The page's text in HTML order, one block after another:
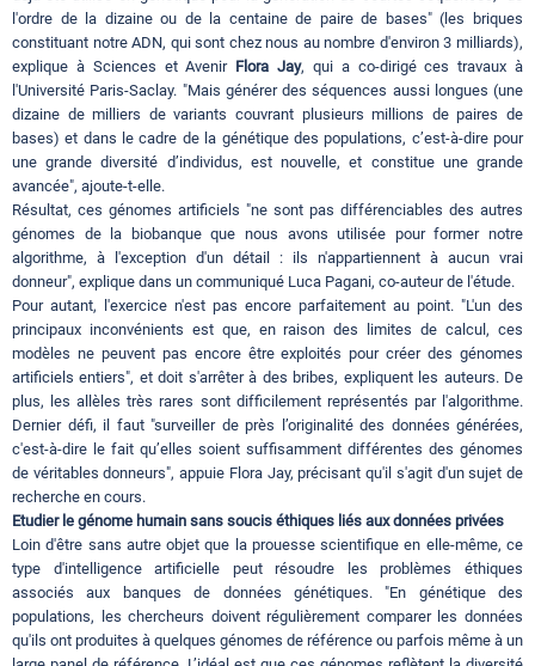
l'ordre de la dizaine ou de la centaine de paire de bases" (les briques
constituant notre ADN, qui sont chez nous au nombre d'environ 3 milliards),
explique à Sciences et Avenir Flora Jay, qui a co-dirigé ces travaux à
l'Université Paris-Saclay. "Mais générer des séquences aussi longues (une
dizaine de milliers de variants couvrant plusieurs millions de paires de
bases) et dans le cadre de la génétique des populations, c’est-à-dire pour
une grande diversité d’individus, est nouvelle, et constitue une grande
avancée", ajoute-t-elle.
Résultat, ces génomes artificiels "ne sont pas différenciables des autres
génomes de la biobanque que nous avons utilisée pour former notre
algorithme, à l'exception d'un détail : ils n'appartiennent à aucun vrai
donneur", explique dans un communiqué Luca Pagani, co-auteur de l'étude.
Pour autant, l'exercice n'est pas encore parfaitement au point. "L'un des
principaux inconvénients est que, en raison des limites de calcul, ces
modèles ne peuvent pas encore être exploités pour créer des génomes
artificiels entiers", et doit s'arrêter à des bribes, expliquent les auteurs. De
plus, les allèles très rares sont difficilement représentés par l'algorithme.
Dernier défi, il faut "surveiller de près l’originalité des données générées,
c'est-à-dire le fait qu’elles soient suffisamment différentes des génomes
de véritables donneurs", appuie Flora Jay, précisant qu'il s'agit d'un sujet de
recherche en cours.
Etudier le génome humain sans soucis éthiques liés aux données privées
Loin d'être sans autre objet que la prouesse scientifique en elle-même, ce
type d'intelligence artificielle peut résoudre les problèmes éthiques
associés aux banques de données génétiques. "En génétique des
populations, les chercheurs doivent régulièrement comparer les données
qu'ils ont produites à quelques génomes de référence ou parfois même à un